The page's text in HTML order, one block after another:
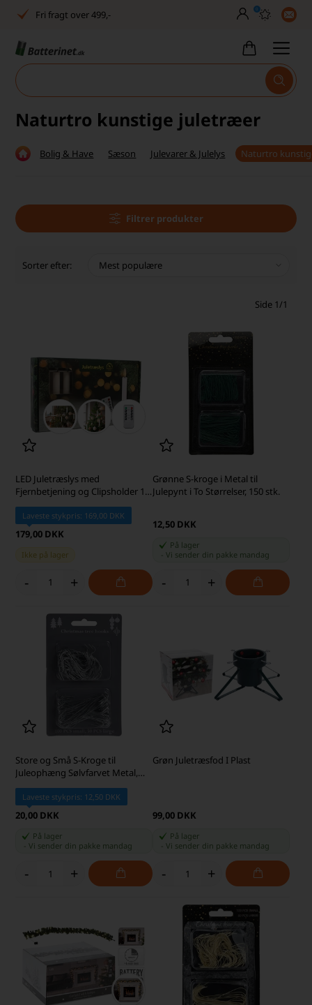
Fri fragt over 499,-
Høj kundetilfredshed
Dag-til-dag levering
0
Naturtro kunstige juletræer
Bolig & Have Sæson Julevarer & Julelys Naturtro
Filtrer produkter
Sorter efter:
Side 1/1
LED Juletræslys med
Fjernbetjening og Clipsholder 10
Laveste stykpris: 169,00 DKK
179,00 DKK
Ikke på lager
- +
Grønne S-kroge i Metal til
Julepynt i To Størrelser, 150 stk.
12,50 DKK
På lager
Vi sender din pakke mandag
- +
Store og Små S-Kroge til
Juleophæng Sølvfarvet Metal,
150 stk.
Laveste stykpris: 12,50 DKK
20,00 DKK
På lager
-Vi sender din pakke mandag
- +
Grøn Juletræsfod I Plast
99,00 DKK
På lager
Vi sender din pakke mandag
- +